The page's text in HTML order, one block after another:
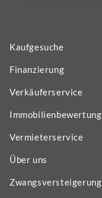
Kaufgesuche
Finanzierung
Verkäuferservice
Immobilienbewertung
Vermieterservice
Über uns
Zwangsversteigerung